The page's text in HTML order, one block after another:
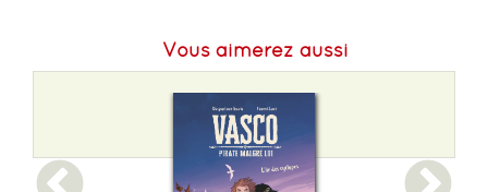
Vous aimerez aussi